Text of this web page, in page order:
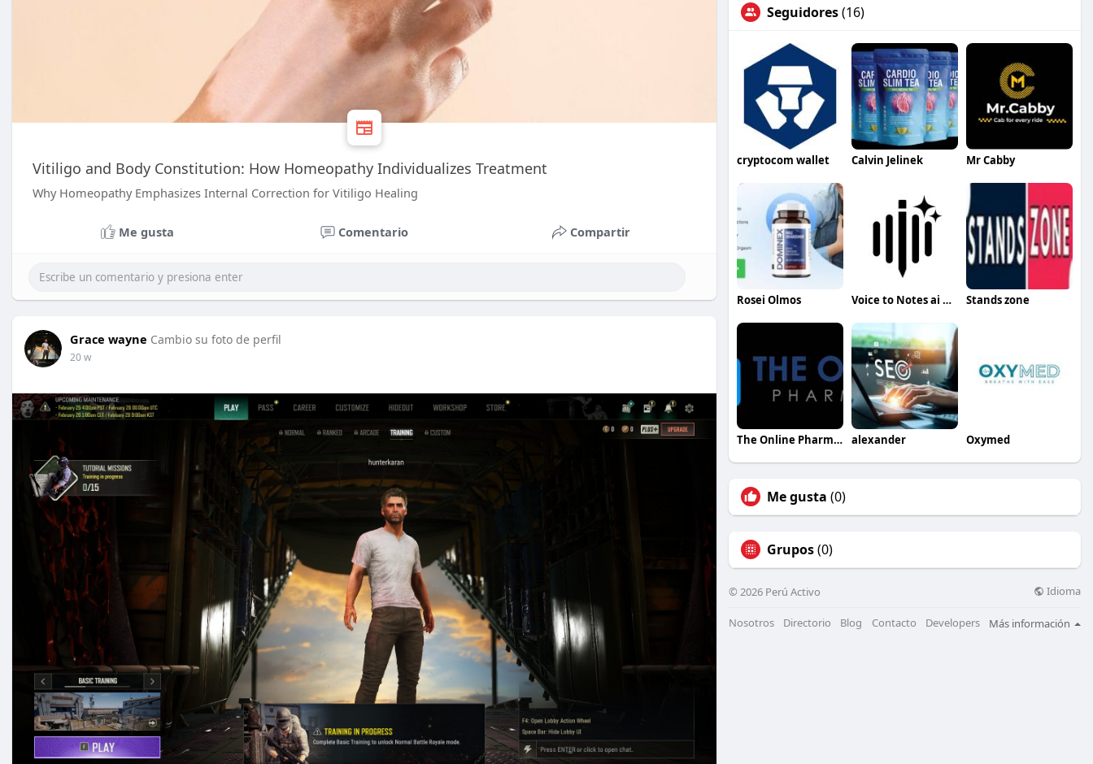
Vitiligo and Body Constitution: How Homeopathy Individualizes Treatment
Why Homeopathy Emphasizes Internal Correction for Vitiligo Healing
Me gusta Comentario Compartir
Grace wayne Cambio su foto de perfil
20 w
Seguidores(16)
cryptocom wallet Calvin Jelinek Mr Cabby
Rosei Olmos Voice to Notes ai app Stands zone
The Online Pharmacy alexander Oxymed
Me gusta (0)
Grupos(0)
© 2026 Perú Activo Idioma
Nosotros Directorio Blog Contacto Developers Más información